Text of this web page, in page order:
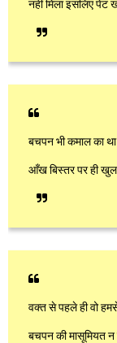
नहीं मिला इसलिए पेट
बचपन भी कमाल का
आँख बिस्तर पर ही
वक्त से पहले ही वो
बचपन की मासूमियत न